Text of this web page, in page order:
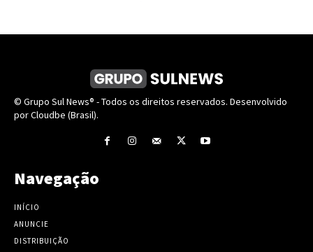
© Grupo Sul News® - Todos os direitos reservados. Desenvolvido
por Cloudbe (Brasil).
Navegação
INÍCIO
ANUNCIE
DISTRIBUIÇÃO